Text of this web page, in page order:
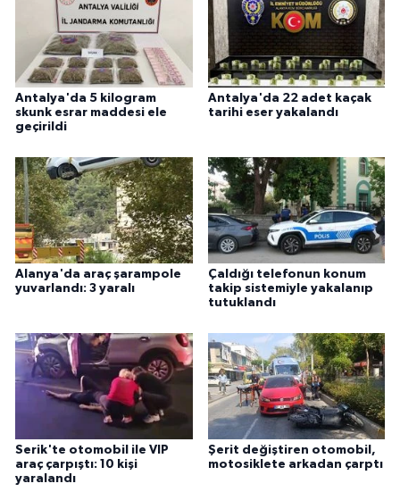
Antalya'da 5 kilogram
skunk esrar maddesi ele
geçirildi
Antalya'da 22 adet kaçak
tarihi eser yakalandı
Alanya'da araç şarampole
yuvarlandı: 3 yaralı
Çaldığı telefonun konum
takip sistemiyle yakalanıp
tutuklandı
Serik'te otomobil ile VIP
araç çarpıştı: 10 kişi
yaralandı
Şerit değiştiren otomobil,
motosiklete arkadan çarptı